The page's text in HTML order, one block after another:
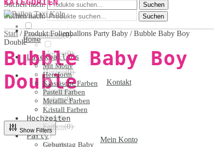
Suchen nach: Suchen
Kontakt
Mein Konto
Suchen nach: Suchen
Home
Latexballons
Mit Motiv
Herzform
Klassische Farben
Pastell Farben
Metallic Farben
Kristall Farben
Hochzeiten
LED
Party
Geburtstag Baby
Start /Produkt Folienballons Party Baby /Bubble Baby Boy
Double
Bubble Baby Boy
Double
Show Filters
KATEGORIEN
Latexballons(0)
Motive(0)
Herzen(0)
Klassische
Farben(0)
Pastell
Farben(0)
Metallic